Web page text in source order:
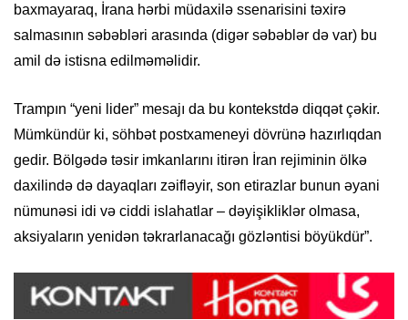
baxmayaraq, İrana hərbi müdaxilə ssenarisini təxirə
salmasının səbəbləri arasında (digər səbəblər də var) bu
amil də istisna edilməməlidir.
Trampın “yeni lider” mesajı da bu kontekstdə diqqət çəkir.
Mümkündür ki, söhbət postxameneyi dövrünə hazırlıqdan
gedir. Bölgədə təsir imkanlarını itirən İran rejiminin ölkə
daxilində də dayaqları zəifləyir, son etirazlar bunun əyani
nümunəsi idi və ciddi islahatlar – dəyişikliklər olmasa,
aksiyaların yenidən təkrarlanacağı gözləntisi böyükdür”.